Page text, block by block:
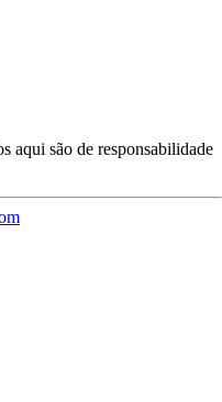
aqui são de responsabilidade